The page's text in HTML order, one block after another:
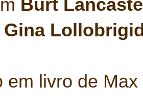
Burt
Gina
em livro de